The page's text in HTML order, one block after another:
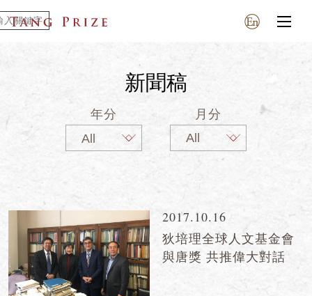
新聞稿
年分 月分
2017.10.16
狄培理全球人文基金會
與唐獎 共推偉大對話